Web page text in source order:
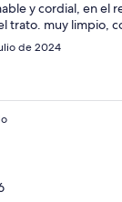
y cordial, en el
trato. muy limpio,
de 2024